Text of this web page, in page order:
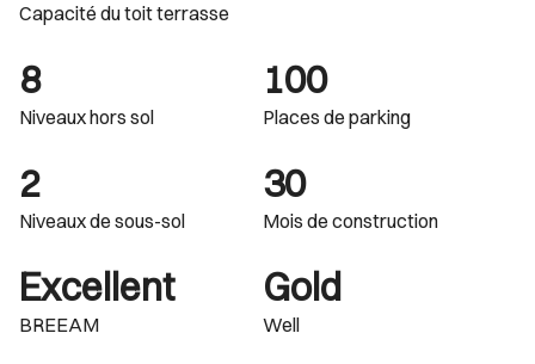
Capacité du toit terrasse
8
Niveaux hors sol
100
Places de parking
2
Niveaux de sous-sol
30
Mois de construction
Excellent
BREEAM
Gold
Well